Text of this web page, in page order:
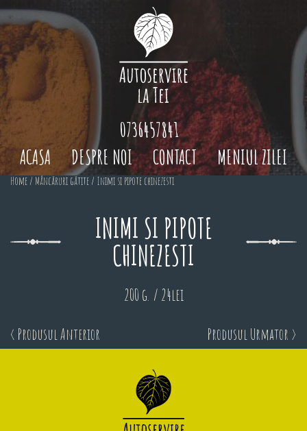
ACASA DESPRE NOI CONTACT MENIUL ZILEI
0736457841
Home / Mâncăruri gătite / Inimi si pipote chinezesti
INIMI SI PIPOTE
CHINEZESTI
200 g. / 24lei
< Produsul Anterior Produsul Urmator >